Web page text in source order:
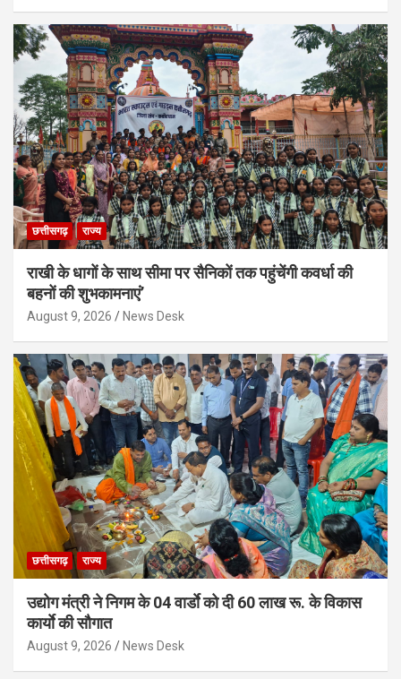
छत्तीसगढ़ राज्य
राखी के धागों के साथ सीमा पर सैनिकों तक पहुंचेंगी कवर्धा की
बहनों की शुभकामनाएं’
August 9, 2026 News Desk
छत्तीसगढ़ राज्य
उद्योग मंत्री ने निगम के 04 वार्डाे को दी 60 लाख रू. के विकास
कार्याे की सौगात
August 9, 2026 News Desk